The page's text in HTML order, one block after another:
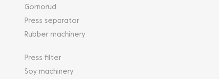
Gornorud
Press separator
Rubber machinery
Press filter
Soy machinery